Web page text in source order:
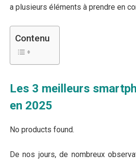
a plusieurs éléments à prendre en
Contenu
Les 3 meilleurs
en 2025
No products found.
De nos jours, de nombreux